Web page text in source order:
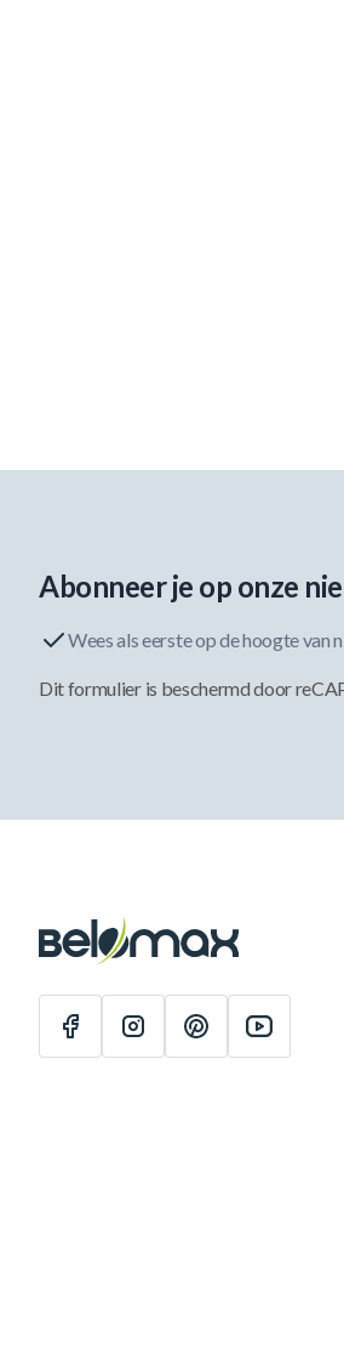
Abonneer je op onze
Wees als eerste op de hoogte van
Dit formulier is beschermd door